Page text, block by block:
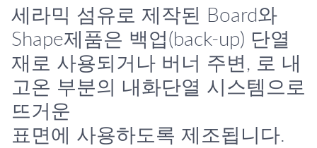
세라믹 섬유로 제작된 Board와
Shape제품은 백업(back-up) 단열
재로 사용되거나 버너 주변, 로 내
고온 부분의 내화단열 시스템으로
뜨거운
표면에 사용하도록 제조됩니다.